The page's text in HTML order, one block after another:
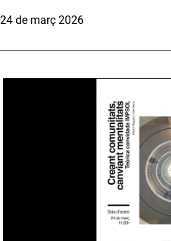
24 de març 2026